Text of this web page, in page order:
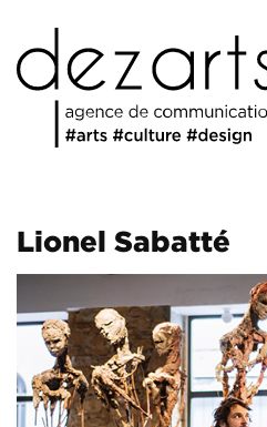
Lionel Sabatté